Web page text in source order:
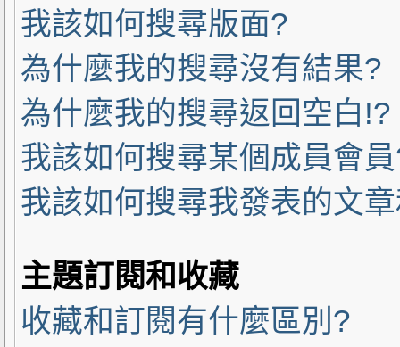
我該如何搜尋版面?
為什麼我的搜尋沒有結果?
為什麼我的搜尋返回空白!?
我該如何搜尋某個成員會
我該如何搜尋我發表的文
主題訂閱和收藏
收藏和訂閱有什麼區別?